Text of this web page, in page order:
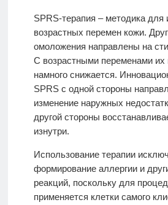
SPRS-терапия – методика для
возрастных перемен кожи.
омоложения направлены на
С возрастными переменами их
намного снижается.
SPRS с одной стороны
изменение наружных
другой стороны
изнутри.
Использование терапии
формирование аллергии и
реакций, поскольку для
применяется клетки самого